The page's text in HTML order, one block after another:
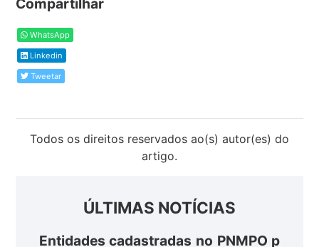
WhatsApp
Linkedin
Tweetar
Todos os direitos reservados ao(s) autor(es) do
artigo.
ÚLTIMAS NOTÍCIAS
Entidades cadastradas no PNMPO p